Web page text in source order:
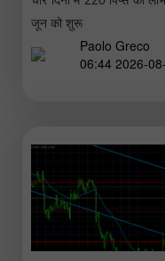
जून को शुरू
Paolo Greco
06:44 2026-